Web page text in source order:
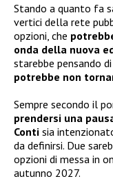
Stando a quanto fa
vertici della rete
opzioni, che
onda della nuova
starebbe pensando
potrebbe non
Sempre secondo il
prendersi una
Conti sia
da definirsi. Due
opzioni di messa in
autunno 2027.